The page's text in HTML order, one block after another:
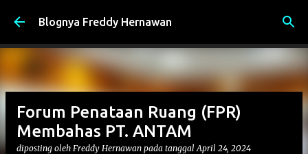
Langsung ke konten utama
Blognya Freddy Hernawan
Forum Penataan Ruang (FPR)
Membahas PT. ANTAM
diposting oleh Freddy Hernawan pada tanggalApril 24, 2024